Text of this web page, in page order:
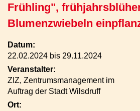
Frühling",
Blumenzwiebeln
Datum:
22.02.2024 bis 29.11.2024
Veranstalter:
ZIZ, Zentrumsmanagement im
Auftrag der Stadt Wilsdruff
Ort: